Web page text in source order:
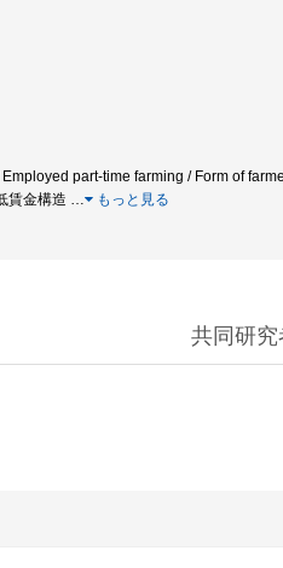
part-time farming / Form of
賃金構造 … もっと見る
共同研究